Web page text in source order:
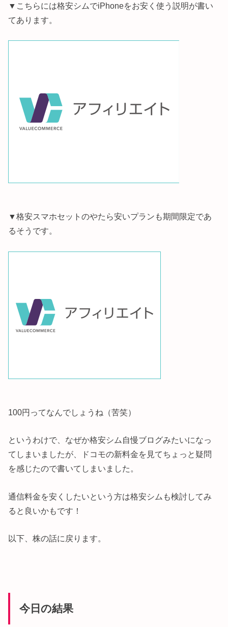
▼こちらには格安シムでiPhoneをお安く使う説明が書い
てあります。
▼格安スマホセットのやたら安いプランも期間限定であ
るそうです。
100円ってなんでしょうね（苦笑）
というわけで、なぜか格安シム自慢ブログみたいになっ
てしまいましたが、ドコモの新料金を見てちょっと疑問
を感じたので書いてしまいました。
通信料金を安くしたいという方は格安シムも検討してみ
ると良いかもです！
以下、株の話に戻ります。
今日の結果